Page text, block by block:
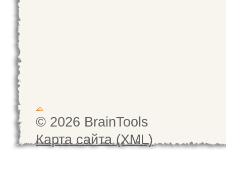
© 2026 BrainTools
Карта сайта (XML)